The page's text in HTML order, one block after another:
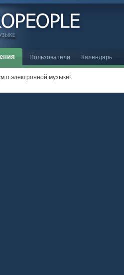
Пользователи Календарь
о электронной музыке!